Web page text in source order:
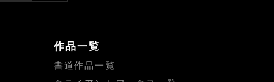
作品一覧
書道作品一覧